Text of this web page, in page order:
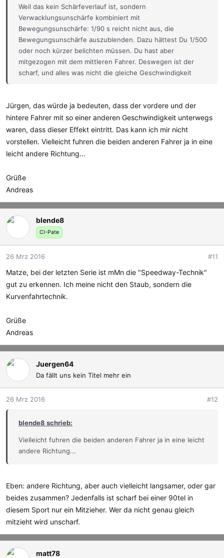
Weil das kein Schärfeverlauf ist, sondern
Verwacklungsunschärfe kombiniert mit
Bewegungsunschärfe: 1/90 s reicht nicht aus, die
Bewegungsunschärfe auszublenden. Dazu hättest Du 1/500
oder noch kürzer belichten müssen. Du hast aber
mitgezogen mit dem mittleren Fahrer. Deswegen ist der
scharf, und alles was nicht die gleiche Geschwindigkeit
Jürgen, das würde ja bedeuten, dass der vordere und der
hintere Fahrer mit so einer anderen Geschwindigkeit unterwegs
waren, dass dieser Effekt eintritt. Das kann ich mir nicht
vorstellen. Vielleicht fuhren die beiden anderen Fahrer ja in eine
leicht andere Richtung...
Grüße
Andreas
blende8
CI-Pate
26 Mrz 2016 #11
Matze, bei der letzten Serie ist mMn die "Speedway-Technik"
gut zu erkennen. Ich meine nicht den Staub, sondern die
Kurvenfahrtechnik.
Grüße
Andreas
Juergen64
Da fällt uns kein Titel mehr ein
26 Mrz 2016 #12
blende8 schrieb:
Vielleicht fuhren die beiden anderen Fahrer ja in eine leicht
andere Richtung...
Eben: andere Richtung, aber auch vielleicht langsamer, oder gar
beides zusammen? Jedenfalls ist scharf bei einer 90tel in
diesem Sport nur ein Mitzieher. Wer da nicht genau gleich
mitzieht wird unscharf.
matt78